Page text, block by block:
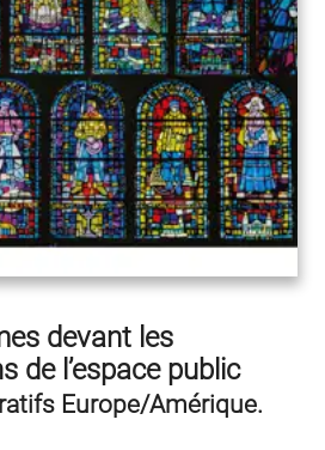
devant les
de l’espace public
Europe/Amérique.